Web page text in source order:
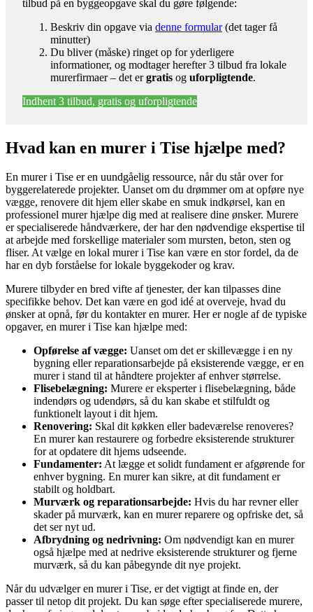
tilbud på en byggeopgave skal du gøre følgende:
Beskriv din opgave via denne formular(det tager få
minutter)
Du bliver (måske) ringet op for yderligere
informationer, og modtager herefter 3 tilbud fra lokale
murerfirmaer – det ergratis og uforpligtende.
Indhent 3 tilbud, gratis og uforpligtende
Hvad kan en murer i Tise hjælpe med?
En murer i Tise er en uundgåelig ressource, når du står over for
byggerelaterede projekter. Uanset om du drømmer om at opføre nye
vægge, renovere dit hjem eller skabe en smuk indkørsel, kan en
professionel murer hjælpe dig med at realisere dine ønsker. Murere
er specialiserede håndværkere, der har den nødvendige ekspertise til
at arbejde med forskellige materialer som mursten, beton, sten og
fliser. At vælge en lokal murer i Tise kan være en stor fordel, da de
har en dyb forståelse for lokale byggekoder og krav.
Murere tilbyder en bred vifte af tjenester, der kan tilpasses dine
specifikke behov. Det kan være en god idé at overveje, hvad du
ønsker at opnå, før du kontakter en murer. Her er nogle af de typiske
opgaver, en murer i Tise kan hjælpe med:
Opførelse af vægge: Uanset om det er skillevægge i en ny
bygning eller reparationsarbejde på eksisterende vægge, er en
murer i stand til at håndtere projekter af enhver størrelse.
Flisebelægning: Murere er eksperter i flisebelægning, både
indendørs og udendørs, så du kan skabe et stilfuldt og
funktionelt layout i dit hjem.
Renovering: Skal dit køkken eller badeværelse renoveres?
En murer kan restaurere og forbedre eksisterende strukturer
for at opdatere dit hjems udseende.
Fundamenter: At lægge et solidt fundament er afgørende for
enhver bygning. En murer kan sikre, at dit fundament er
stabilt og holdbart.
Murværk og reparationsarbejde: Hvis du har revner eller
skader på murværk, kan en murer reparere og opfriske det, så
det ser nyt ud.
Afbrydning og nedrivning: Om nødvendigt kan en murer
også hjælpe med at nedrive eksisterende strukturer og fjerne
murværk, så du kan påbegynde dit nye projekt.
Når du udvælger en murer i Tise, er det vigtigt at finde en, der
passer til netop dit projekt. Du kan søge efter specialiserede murere,